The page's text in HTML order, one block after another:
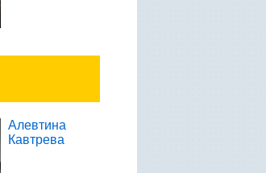
Алевтина
Кавтрева